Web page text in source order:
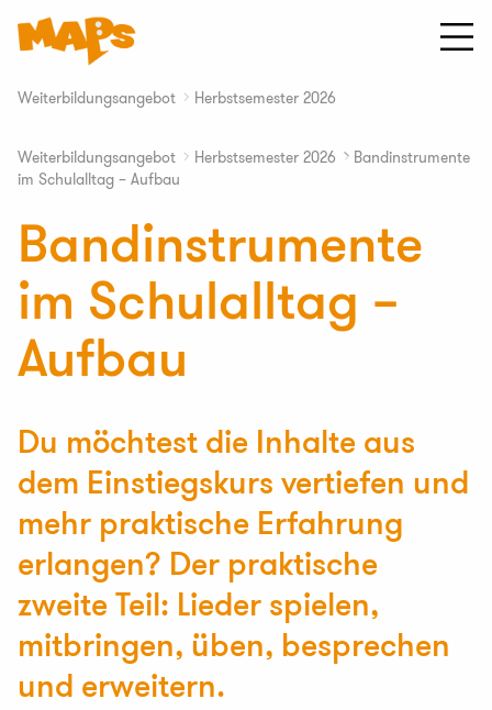
Inhalt
springen
Startseite
MAPS
Primarschulen
Weiterbildungsangebot ∟ Herbstsemester 2026
Weiterbildungsangebot ∟ Herbstsemester 2026 ∟ Bandinstrumente
im Schulalltag – Aufbau
Bandinstrumente
im Schulalltag –
Aufbau
Du möchtest die Inhalte aus
dem Einstiegskurs vertiefen und
mehr praktische Erfahrung
erlangen? Der praktische
zweite Teil: Lieder spielen,
mitbringen, üben, besprechen
und erweitern.